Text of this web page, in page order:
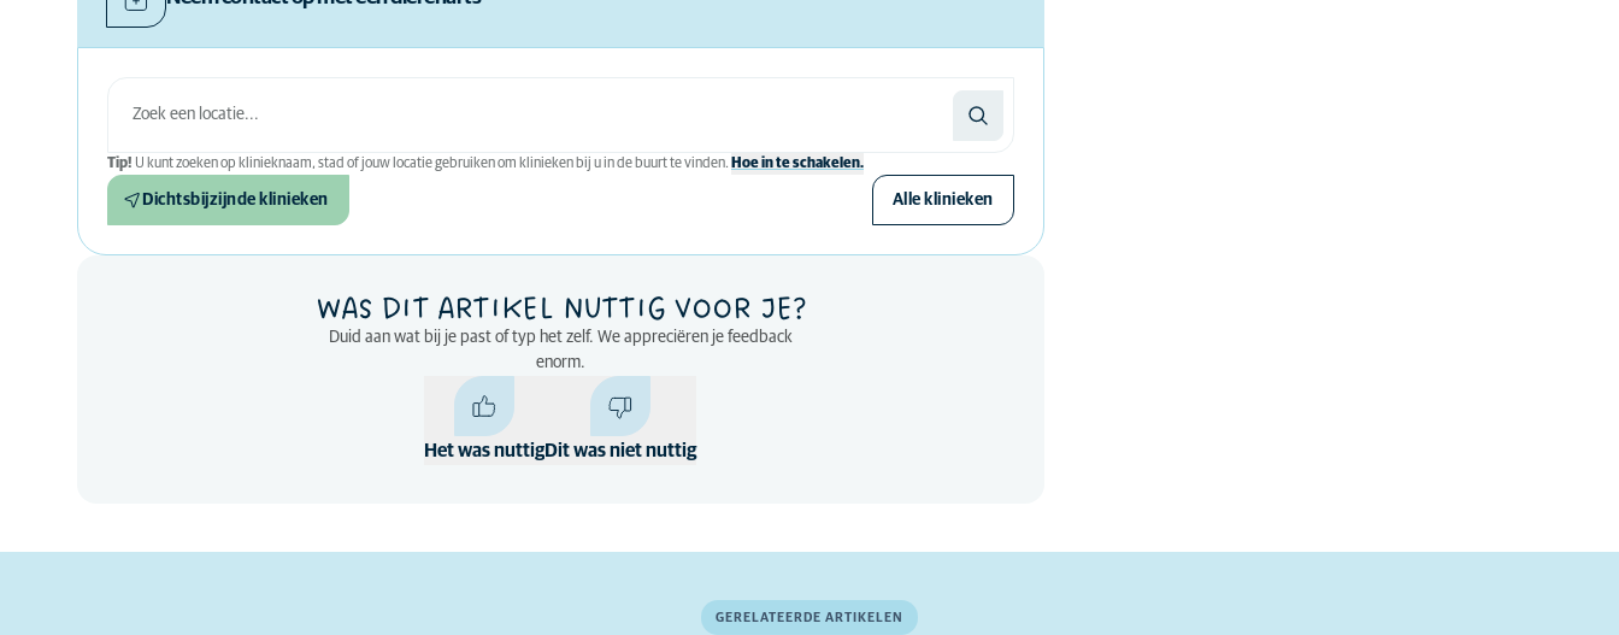
Tip! U kunt zoeken op klinieknaam, stad of jouw locatie gebruiken om klinieken bij u in de buurt te vinden. Hoe in te schakelen.
Dichtsbijzijnde klinieken Alle klinieken
WAS DIT ARTIKEL NUTTIG VOOR JE?
Duid aan wat bij je past of typ het zelf. We appreciëren je feedback
enorm.
Het was nuttigDit was niet nuttig
GERELATEERDE ARTIKELEN